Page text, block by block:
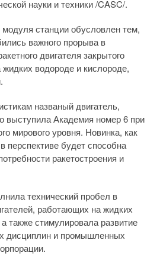
науки и техники /CASC/.
модуля станции обусловлен тем,
важного прорыва в
двигателя закрытого
водороде и кислороде,
названый двигатель,
выступила Академия номер 6 при
мирового уровня. Новинка, как
перспективе будет способна
ракетостроения и
технический пробел в
работающих на жидких
также стимулировала развитие
дисциплин и промышленных